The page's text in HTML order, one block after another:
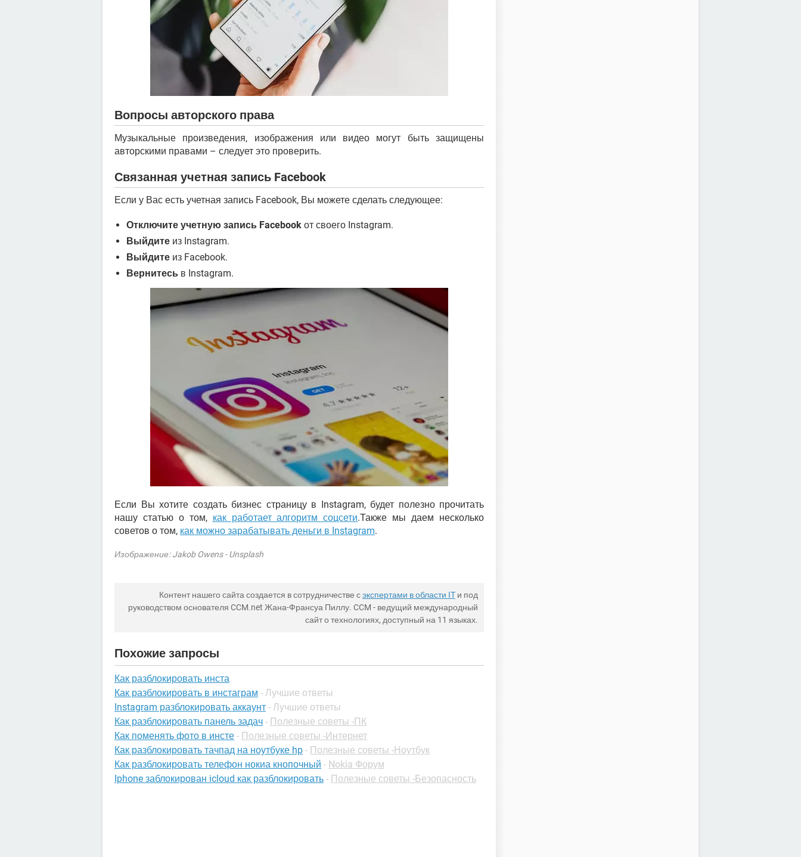
Вопросы авторского права
Музыкальные произведения, изображения или видео могут быть защищены
авторскими правами – следует это проверить.
Связанная учетная запись Facebook
Если у Вас есть учетная запись Facebook, Вы можете сделать следующее:
Отключите учетную запись Facebook от своего Instagram.
Выйдите из Instagram.
Выйдите из Facebook.
Вернитесь в Instagram.
Если Вы хотите создать бизнес страницу в Instagram, будет полезно прочитать
нашу статью о том, как работает алгоритм соцсети.Также мы даем несколько
советов о том, как можно зарабатывать деньги в Instagram.
Изображение: Jakob Owens - Unsplash
Контент нашего сайта создается в сотрудничестве сэкспертами в области IT и под
руководством основателя CCM.net Жана-Франсуа Пиллу. CCM - ведущий международный
сайт о технологиях, доступный на 11 языках.
Похожие запросы
Как разблокировать инста
Как разблокировать в инстаграм - Лучшие ответы
Instagram разблокировать аккаунт - Лучшие ответы
Как разблокировать панель задач - Полезные советы -ПК
Как поменять фото в инсте - Полезные советы -Интернет
Как разблокировать тачпад на ноутбуке hp - Полезные советы -Ноутбук
Как разблокировать телефон нокиа кнопочный - Nokia Форум
Iphone заблокирован icloud как разблокировать - Полезные советы -Безопасность